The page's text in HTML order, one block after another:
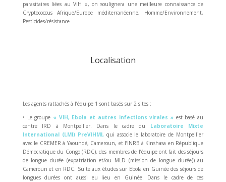
parasitaires liées au VIH », on soulignera une meilleure connaissance de
Cryptococcus Afrique/Europe méditerranéenne, Homme/Environnement,
Pesticides/résistance
Localisation
Les agents rattachés à l’équipe 1 sont basés sur 2 sites :
• Le groupe « VIH, Ebola et autres infections virales » est basé au
centre IRD à Montpellier. Dans le cadre du Laboratoire Mixte
International (LMI) PreVIHMI, qui associe le laboratoire de Montpellier
avec le CREMER à Yaoundé, Cameroun, et l’INRB à Kinshasa en République
Démocratique du Congo (RDC), des membres de l’équipe ont fait des séjours
de longue durée (expatriation et/ou MLD (mission de longue durée)) au
Cameroun et en RDC. Suite aux études sur Ebola en Guinée des séjours de
longues durées ont aussi eu lieu en Guinée. Dans le cadre de ces